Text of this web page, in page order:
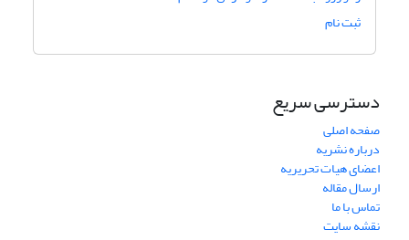
ثبت نام
دسترسی سریع
صفحه اصلی
درباره نشریه
اعضای هیات تحریریه
ارسال مقاله
تماس با ما
نقشه سایت